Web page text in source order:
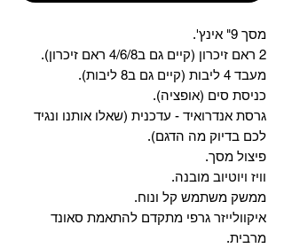
מסך 9" אינץ'.
2 ראם זיכרון (קיים גם ב4/6/8 ראם זיכרון).
מעבד 4 ליבות (קיים גם ב8 ליבות).
כניסת סים (אופציה).
גרסת אנדרואיד - עדכנית (שאלו אותנו ונגיד
לכם בדיוק מה הדגם).
פיצול מסך.
וויז ויוטיוב מובנה.
ממשק משתמש קל ונוח.
איקוולייזר גרפי מתקדם להתאמת סאונד
מרבית.